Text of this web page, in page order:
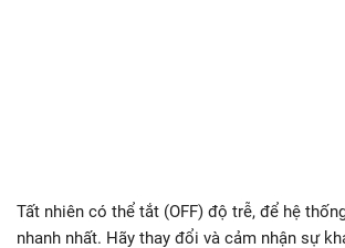
Tất nhiên có thể tắt (OFF) độ trễ, để hệ
nhanh nhất. Hãy thay đổi và cảm nhận sự